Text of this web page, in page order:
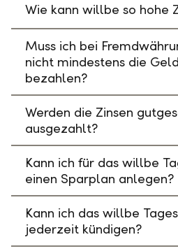
Wie kann willbe so hohe
Muss ich bei
nicht mindestens die
bezahlen?
Werden die Zinsen
ausgezahlt?
Kann ich für das willbe
einen Sparplan anlegen?
Kann ich das willbe
jederzeit kündigen?